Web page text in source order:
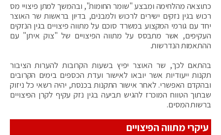
כתוצאה מהלחימה ומבצע "שומר החומות", ובהמשך למתן פיצויי מס
רכוש בגין נזקים ישירים לרכוש ולמבנים, בדיון בראשות שר האוצר
יחד עם גורמי המקצוע במשרד סוכם על מתווה פיצויים בגין הנזקים
העקיפים, אשר מתבסס על מתווה הפיצויים של "צוק איתן" עם
ההתאמות הנדרשות.
בהתאם לכך, שר האוצר יפיץ בשעות הקרובות להערות הציבור
תקנות ייעודיות אשר יובאו לאישור ועדת הכספים בימים הקרובים
ובהקדם האפשרי. לאחר אישור התקנות בכנסת, יהיה רשאי כל ניזוק
שבתוך הטווח המוכרז להגיש תביעה בגין נזק עקיף לקרן הפיצויים
ברשות המסים.
עיקרי מתווה הפיצויים